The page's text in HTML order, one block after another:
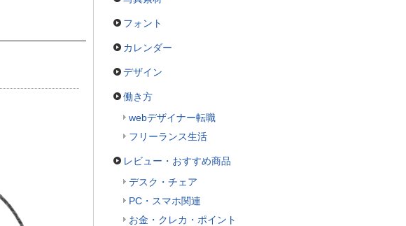
フォント
カレンダー
デザイン
働き方
webデザイナー転職
フリーランス生活
レビュー・おすすめ商品
デスク・チェア
PC・スマホ関連
お金・クレカ・ポイント